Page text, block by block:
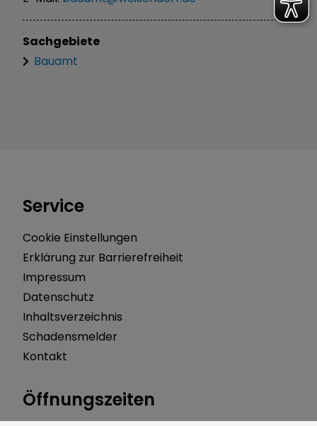
Sachgebiete
Bauamt
Service
Cookie Einstellungen
Erklärung zur Barrierefreiheit
Impressum
Datenschutz
Inhaltsverzeichnis
Schadensmelder
Kontakt
Öffnungszeiten